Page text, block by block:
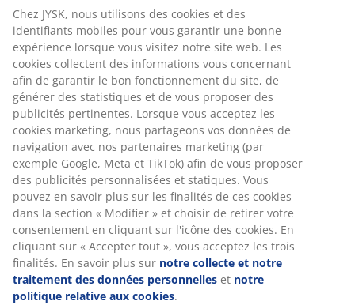
RÉFÉRENCE: 5236200
Spécifications
Avis
(4)
Livraison
Chez JYSK, nous utilisons des cookies et des
identifiants mobiles pour vous garantir une bonne
expérience lorsque vous visitez notre site web. Les
cookies collectent des informations vous concernant
afin de garantir le bon fonctionnement du site, de
générer des statistiques et de vous proposer des
publicités pertinentes. Lorsque vous acceptez les
cookies marketing, nous partageons vos données de
navigation avec nos partenaires marketing (par
exemple Google, Meta et TikTok) afin de vous proposer
des publicités personnalisées et statiques. Vous
pouvez en savoir plus sur les finalités de ces cookies
dans la section « Modifier » et choisir de retirer votre
consentement en cliquant sur l'icône des cookies. En
cliquant sur « Accepter tout », vous acceptez les trois
finalités. En savoir plus sur notre collecte et notre
traitement des données personnelles et notre
politique relative aux cookies.